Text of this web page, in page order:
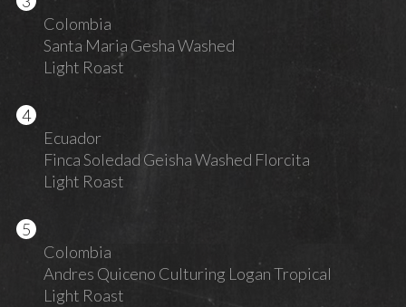
Colombia
Santa Maria Gesha Washed
Light Roast
Ecuador
Finca Soledad Geisha Washed Florcita
Light Roast
Colombia
Andres Quiceno Culturing Logan Tropical
Light Roast